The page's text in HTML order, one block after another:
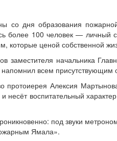
со дня образования
более 100 человек — личный
которые ценой собственной
заместителя начальника
напомнил всем
протоиерея Алексия
и несёт воспитательный
под звуки
Ямала».